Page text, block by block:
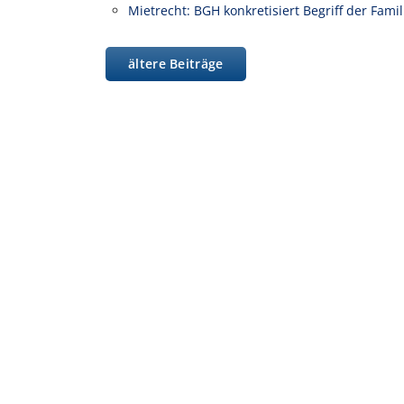
Mietrecht: BGH konkretisiert Begriff der
ältere Beiträge